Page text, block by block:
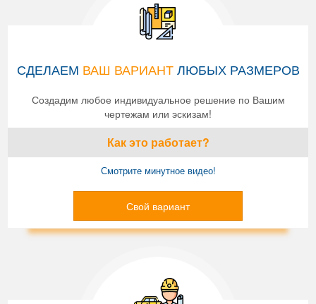
СДЕЛАЕМ ВАШ ВАРИАНТЛЮБЫХ РАЗМЕРОВ
Создадим любое индивидуальное решение по Вашим
чертежам или эскизам!
Как это работает?
Смотрите минутное видео!
Свой вариант